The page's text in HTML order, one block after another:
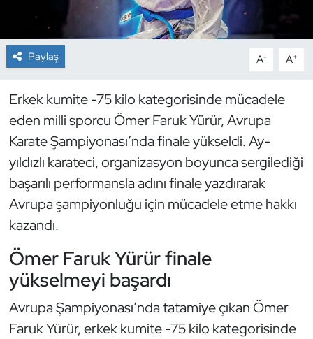
Paylaş A- A+
Erkek kumite -75 kilo kategorisinde mücadele
eden milli sporcu Ömer Faruk Yürür, Avrupa
Karate Şampiyonası’nda finale yükseldi. Ay-
yıldızlı karateci, organizasyon boyunca sergilediği
başarılı performansla adını finale yazdırarak
Avrupa şampiyonluğu için mücadele etme hakkı
kazandı.
Ömer Faruk Yürür finale
yükselmeyi başardı
Avrupa Şampiyonası’nda tatamiye çıkan Ömer
Faruk Yürür, erkek kumite -75 kilo kategorisinde
Curling
Dağcılık
Dövüş Sanatı
E-Spor
Eskrim
Futbol
Futsal
Golf